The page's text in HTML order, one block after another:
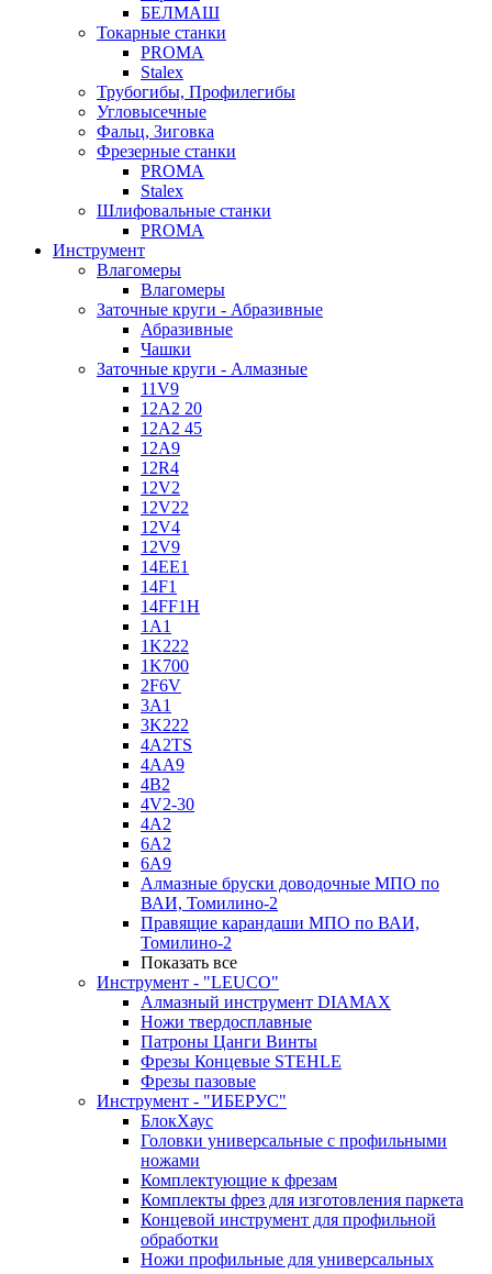
БЕЛМАШ
Токарные станки
PROMA
Stalex
Трубогибы, Профилегибы
Угловысечные
Фальц, Зиговка
Фрезерные станки
PROMA
Stalex
Шлифовальные станки
PROMA
Инструмент
Влагомеры
Влагомеры
Заточные круги - Абразивные
Абразивные
Чашки
Заточные круги - Алмазные
11V9
12A2 20
12A2 45
12A9
12R4
12V2
12V22
12V4
12V9
14EE1
14F1
14FF1H
1A1
1K222
1K700
2F6V
3A1
3K222
4A2TS
4AA9
4B2
4V2-30
4А2
6A2
6A9
Алмазные бруски доводочные МПО по
ВАИ, Томилино-2
Правящие карандаши МПО по ВАИ,
Томилино-2
Показать все
Инструмент - "LEUCO"
Алмазный инструмент DIAMAX
Ножи твердосплавные
Патроны Цанги Винты
Фрезы Концевые STEHLE
Фрезы пазовые
Инструмент - "ИБЕРУС"
БлокХаус
Головки универсальные с профильными
ножами
Комплектующие к фрезам
Комплекты фрез для изготовления паркета
Концевой инструмент для профильной
обработки
Ножи профильные для универсальных